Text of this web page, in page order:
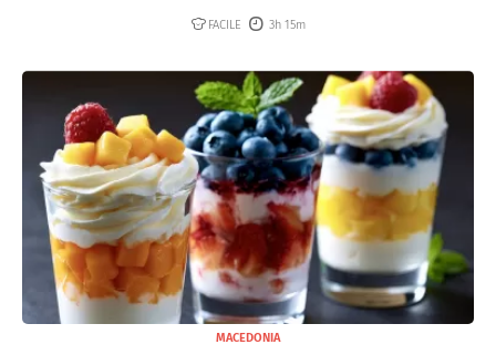
FACILE 3h 15m
MACEDONIA